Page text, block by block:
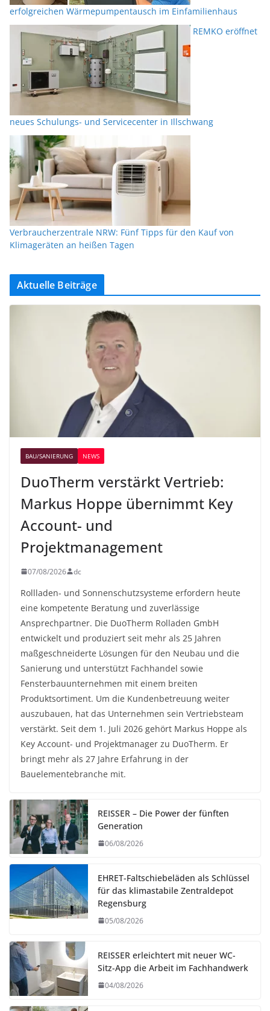
erfolgreichen Wärmepumpentausch im Einfamilienhaus
REMKO eröffnet
neues Schulungs- und Servicecenter in Illschwang
Verbraucherzentrale NRW: Fünf Tipps für den Kauf von
Klimageräten an heißen Tagen
Aktuelle Beiträge
BAU/SANIERUNG NEWS
DuoTherm verstärkt Vertrieb:
Markus Hoppe übernimmt Key
Account- und
Projektmanagement
07/08/2026 dc
Rollladen- und Sonnenschutzsysteme erfordern heute
eine kompetente Beratung und zuverlässige
Ansprechpartner. Die DuoTherm Rolladen GmbH
entwickelt und produziert seit mehr als 25 Jahren
maßgeschneiderte Lösungen für den Neubau und die
Sanierung und unterstützt Fachhandel sowie
Fensterbauunternehmen mit einem breiten
Produktsortiment. Um die Kundenbetreuung weiter
auszubauen, hat das Unternehmen sein Vertriebsteam
verstärkt. Seit dem 1. Juli 2026 gehört Markus Hoppe als
Key Account- und Projektmanager zu DuoTherm. Er
bringt mehr als 27 Jahre Erfahrung in der
Bauelementebranche mit.
REISSER – Die Power der fünften
Generation
06/08/2026
EHRET-Faltschiebeläden als Schlüssel
für das klimastabile Zentraldepot
Regensburg
05/08/2026
REISSER erleichtert mit neuer WC-
Sitz-App die Arbeit im Fachhandwerk
04/08/2026